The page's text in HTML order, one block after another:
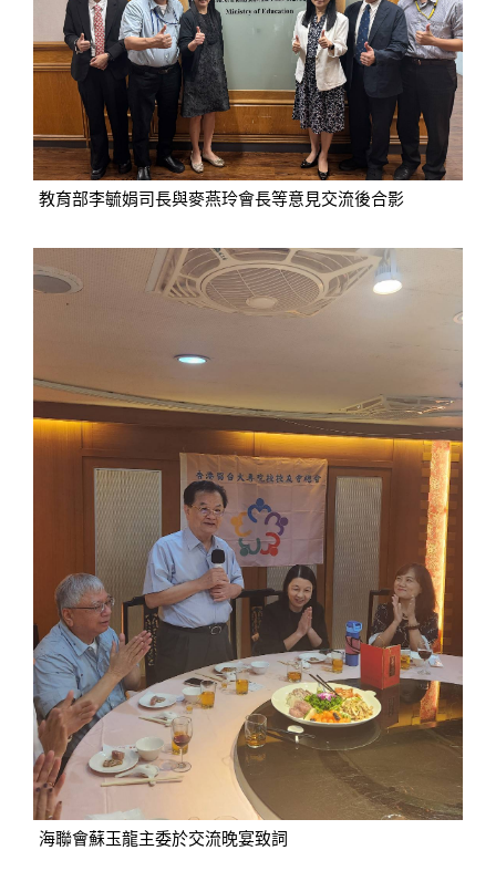
教育部李毓娟司長與麥燕玲會長等意見交流後合影
海聯會蘇玉龍主委於交流晚宴致詞